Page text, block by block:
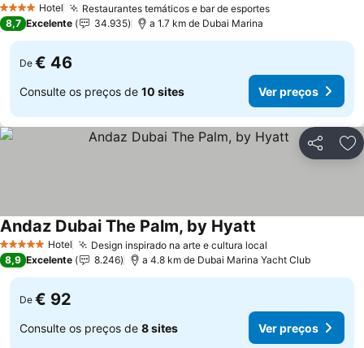
4 EstrelasHotel
Restaurantes temáticos e bar de esportes
8,7 Excelente 34.935 a 1.7 km de Dubai Marina
De € 46
Consulte os preços de 10 sites Ver preços
Partilhar
5 Estrelas Hotel Design inspirado na arte e cultura local
Andaz Dubai The Palm, by Hyatt
8,9 Excelente 8.246 a 4.8 km de Dubai Marina Yacht Club
De € 92
Consulte os preços de 8 sites Ver preços